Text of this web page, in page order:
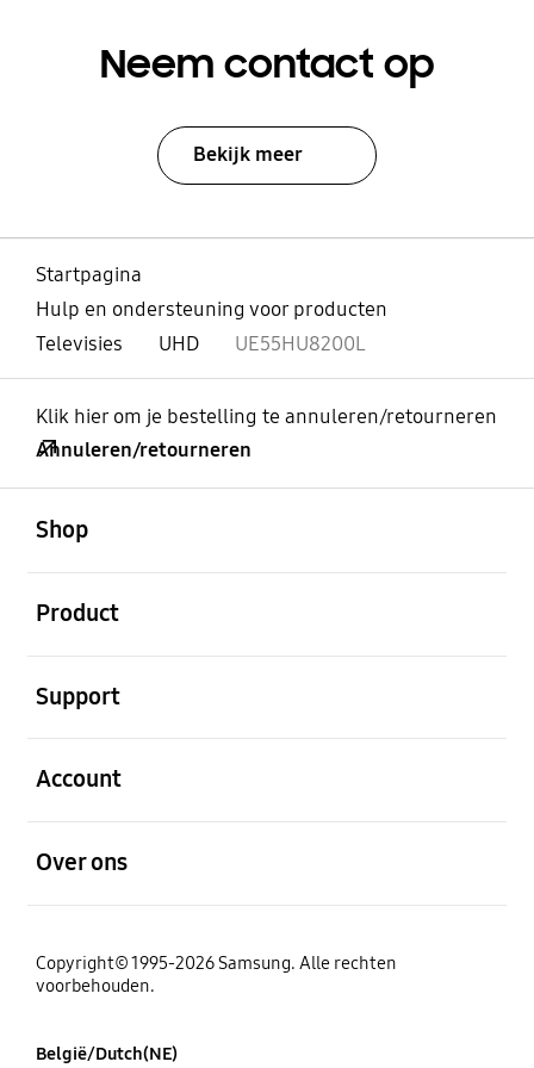
Neem contact op
Bekijk meer
Startpagina
Hulp en ondersteuning voor producten
Televisies
UHD UE55HU8200L
Klik hier om je bestelling te annuleren/retourneren
Annuleren/retourneren
Shop
Product
Support
Account
Over ons
Copyright© 1995-2026 Samsung. Alle rechten
voorbehouden.
België/Dutch(NE)